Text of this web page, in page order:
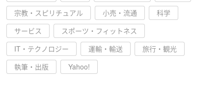
宗教・スピリチュアル
小売・流通
科学
サービス
スポーツ・フィットネス
IT・テクノロジー
運輸・輸送
旅行・観光
執筆・出版
Yahoo!